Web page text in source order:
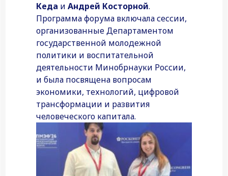
Кеда и Андрей Косторной.
Программа форума включала сессии,
организованные Департаментом
государственной молодежной
политики и воспитательной
деятельности Минобрнауки России,
и была посвящена вопросам
экономики, технологий, цифровой
трансформации и развития
человеческого капитала.